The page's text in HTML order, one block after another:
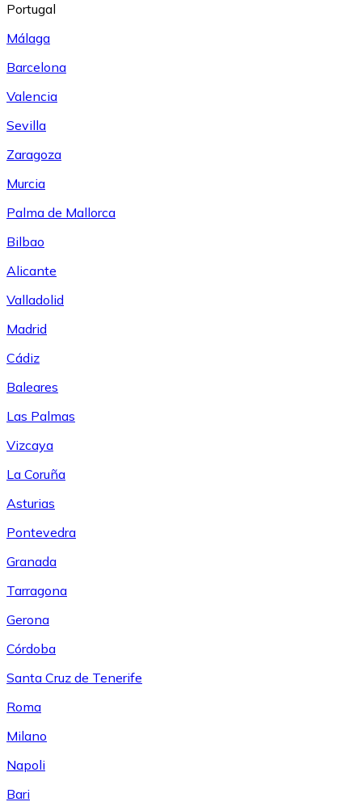
Portugal
Málaga
Barcelona
Valencia
Sevilla
Zaragoza
Murcia
Palma de Mallorca
Bilbao
Alicante
Valladolid
Madrid
Cádiz
Baleares
Las Palmas
Vizcaya
La Coruña
Asturias
Pontevedra
Granada
Tarragona
Gerona
Córdoba
Santa Cruz de Tenerife
Roma
Milano
Napoli
Bari